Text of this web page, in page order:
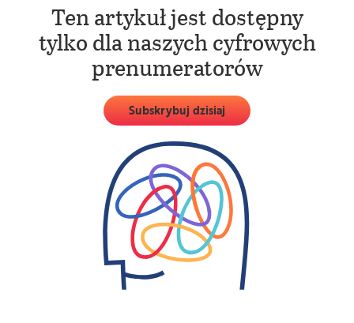
Ten artykuł jest dostępny
tylko dla naszych cyfrowych
prenumeratorów
Subskrybuj dzisiaj